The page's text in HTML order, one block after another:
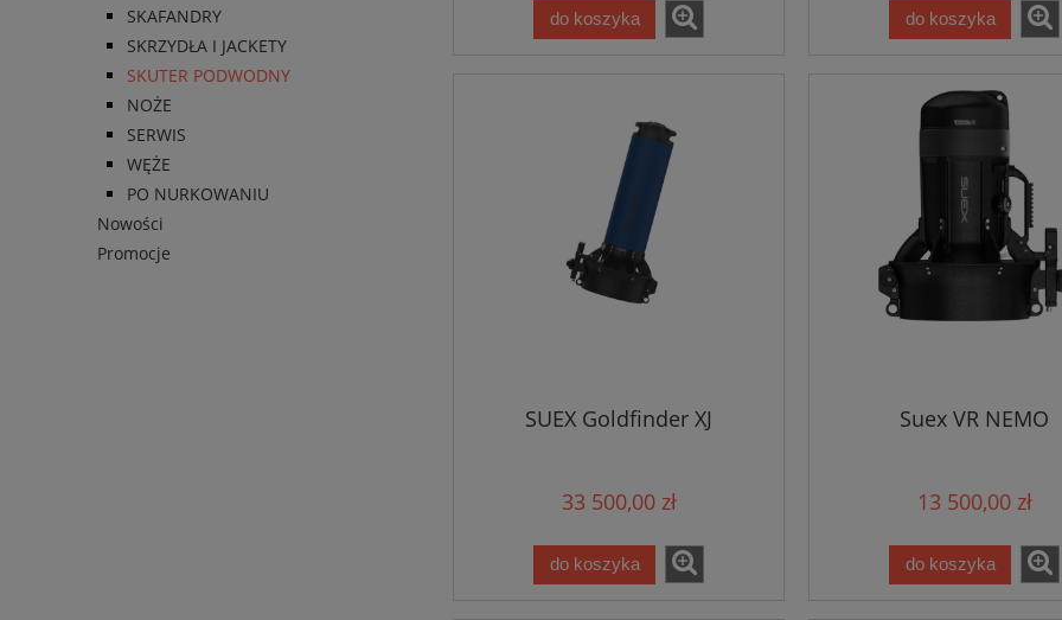
SKAFANDRY
SKRZYDŁA I JACKETY
SKUTER PODWODNY
NOŻE
SERWIS
WĘŻE
PO NURKOWANIU
Nowości
Promocje
do koszyka do koszyka
SUEX Goldfinder XJ
33 500,00 zł
do koszyka
Suex VR NEMO
13 500,00 zł
do koszyka